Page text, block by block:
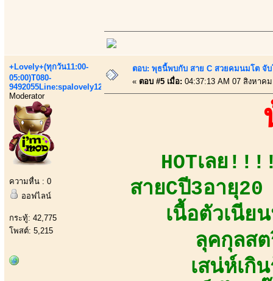
+Lovely+(ทุกวัน11:00-
05:00)T080-
9492055Line:spalovely123
Moderator
ความหื่น : 0
ออฟไลน์
กระทู้: 42,775
โพสต์: 5,215
ตอบ: พุธนี้พบกับ สาย C สวยคมนมโต จั
« ตอบ #5 เมื่อ: 04:37:13 AM 07 สิงหาค
HOTเลย
สายCปี3อายุ
เนื้อตัวเนีย
ลุคกุลส
เสน่ห์เ